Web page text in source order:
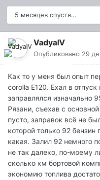
5 месяцев спустя...
VadyaIV
Опубликовано 29
Как то у меня был опыт
corolla Е120. Ехал в
заправлялся изначально
Рязани, съехав с
пусто, заправок всё не
которой только 92 бензин
какая. Залил 92 немного
не так далеко, по-моему
сколько км бортовой
экономию топлива